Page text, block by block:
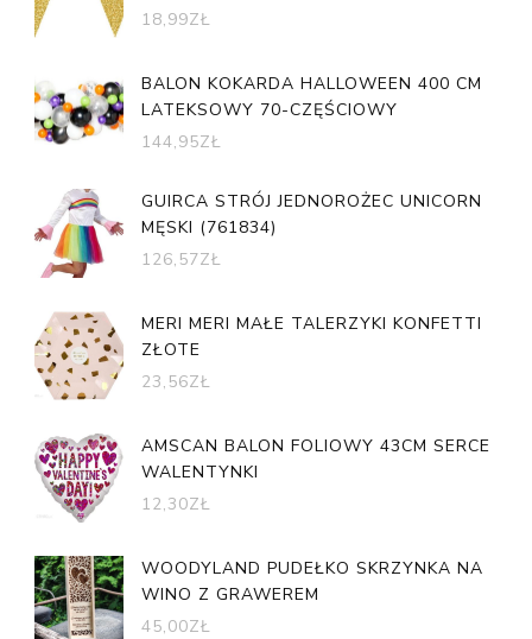
18,99ZŁ
BALON KOKARDA HALLOWEEN 400 CM
LATEKSOWY 70-CZĘŚCIOWY
144,95ZŁ
GUIRCA STRÓJ JEDNOROŻEC UNICORN
MĘSKI (761834)
126,57ZŁ
MERI MERI MAŁE TALERZYKI KONFETTI
ZŁOTE
23,56ZŁ
AMSCAN BALON FOLIOWY 43CM SERCE
WALENTYNKI
12,30ZŁ
WOODYLAND PUDEŁKO SKRZYNKA NA
WINO Z GRAWEREM
45,00ZŁ